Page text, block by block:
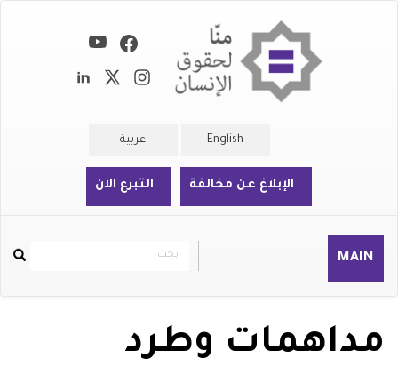
English عربية
الإبلاغ عن مخالفة التبرع الآن
MAIN
Rechercher
بحث
مداهمات وطرد